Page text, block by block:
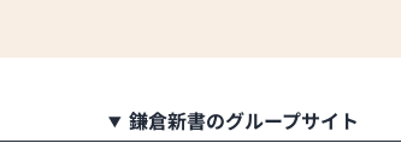
鎌倉新書のグループサイト